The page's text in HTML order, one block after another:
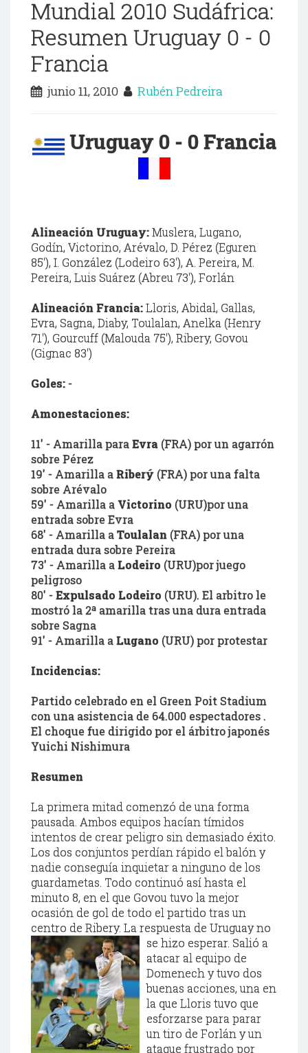
Mundial 2010 Sudáfrica:
Resumen Uruguay 0 - 0
Francia
junio 11, 2010 Rubén Pedreira
Uruguay 0 - 0 Francia
Alineación Uruguay:Muslera, Lugano,
Godín, Victorino, Arévalo, D. Pérez (Eguren
85'), I. González (Lodeiro 63'), A. Pereira, M.
Pereira, Luis Suárez (Abreu 73'), Forlán
Alineación Francia:Lloris, Abidal, Gallas,
Evra, Sagna, Diaby, Toulalan, Anelka (Henry
71'), Gourcuff (Malouda 75'), Ribery, Govou
(Gignac 83')
Goles:-
Amonestaciones:
11' - Amarilla paraEvra(FRA) por un agarrón
sobre Pérez
19' - Amarilla aRiberý(FRA) por una falta
sobre Arévalo
59' - Amarilla aVictorino(URU)por una
entrada sobre Evra
68' - Amarilla aToulalan(FRA) por una
entrada dura sobre Pereira
73' - Amarilla aLodeiro(URU)por juego
peligroso
80' -Expulsado Lodeiro(URU). El arbitro le
mostró la 2ª amarilla tras una dura entrada
sobre Sagna
91' - Amarilla aLugano(URU) por protestar
Incidencias:
Partido celebrado en el Green Poit Stadium
con una asistencia de 64.000 espectadores .
El choque fue dirigido por el árbitro japonés
Yuichi Nishimura
Resumen
La primera mitad comenzó de una forma
pausada. Ambos equipos hacían tímidos
intentos de crear peligro sin demasiado éxito.
Los dos conjuntos perdían rápido el balón y
nadie conseguía inquietar a ninguno de los
guardametas. Todo continuó así hasta el
minuto 8, en el que Govou tuvo la mejor
ocasión de gol de todo el partido tras un
centro de Ribery. La respuesta de Uruguay no
se hizo esperar. Salió a
atacar al equipo de
Domenech y tuvo dos
buenas acciones, una en
la que Lloris tuvo que
esforzarse para parar
un tiro de Forlán y un
ataque frustrado por